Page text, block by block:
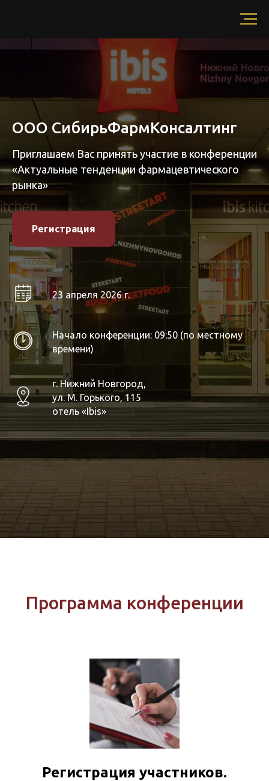
ООО СибирьФармКонсалтинг
Приглашаем Вас принять участие в конференции
«Актуальные тенденции фармацевтического
рынка»
Регистрация
23 апреля 2026 г.
Начало конференции: 09:50 (по местному
времени)
г. Нижний Новгород,
ул. М. Горького, 115
отель «Ibis»
Программа конференции
Регистрация участников.